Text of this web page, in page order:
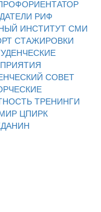
РИФ
ИНСТИТУТСМИ
СТАЖИРОВКИ
СОВЕТ
ТРЕНИНГИ
ЦПИРК